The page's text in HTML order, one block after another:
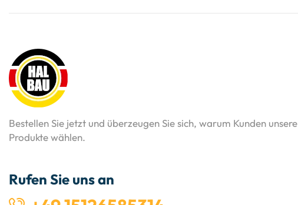
Bestellen Sie jetzt und überzeugen Sie sich, warum Kunden unsere
Produkte wählen.
Rufen Sie uns an